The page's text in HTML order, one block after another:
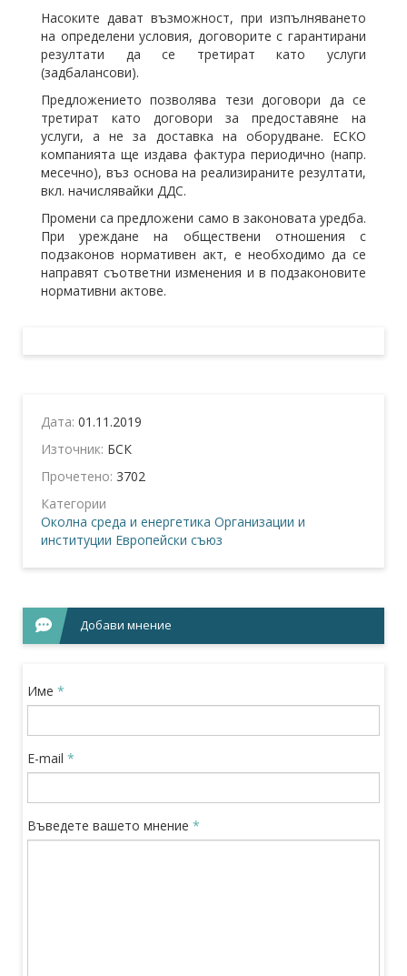
Насоките дават възможност, при изпълняването
на определени условия, договорите с гарантирани
резултати да се третират като услуги
(задбалансови).
Предложението позволява тези договори да се
третират като договори за предоставяне на
услуги, а не за доставка на оборудване. ЕСКО
компанията ще издава фактура периодично (напр.
месечно), въз основа на реализираните резултати,
вкл. начислявайки ДДС.
Промени са предложени само в законовата уредба.
При уреждане на обществени отношения с
подзаконов нормативен акт, е необходимо да се
направят съответни изменения и в подзаконовите
нормативни актове.
Дата: 01.11.2019
Източник: БСК
Прочетено: 3702
Категории
Околна среда и енергетика Организации и
институции Европейски съюз
Добави мнение
Име *
E-mail *
Въведете вашето мнение *